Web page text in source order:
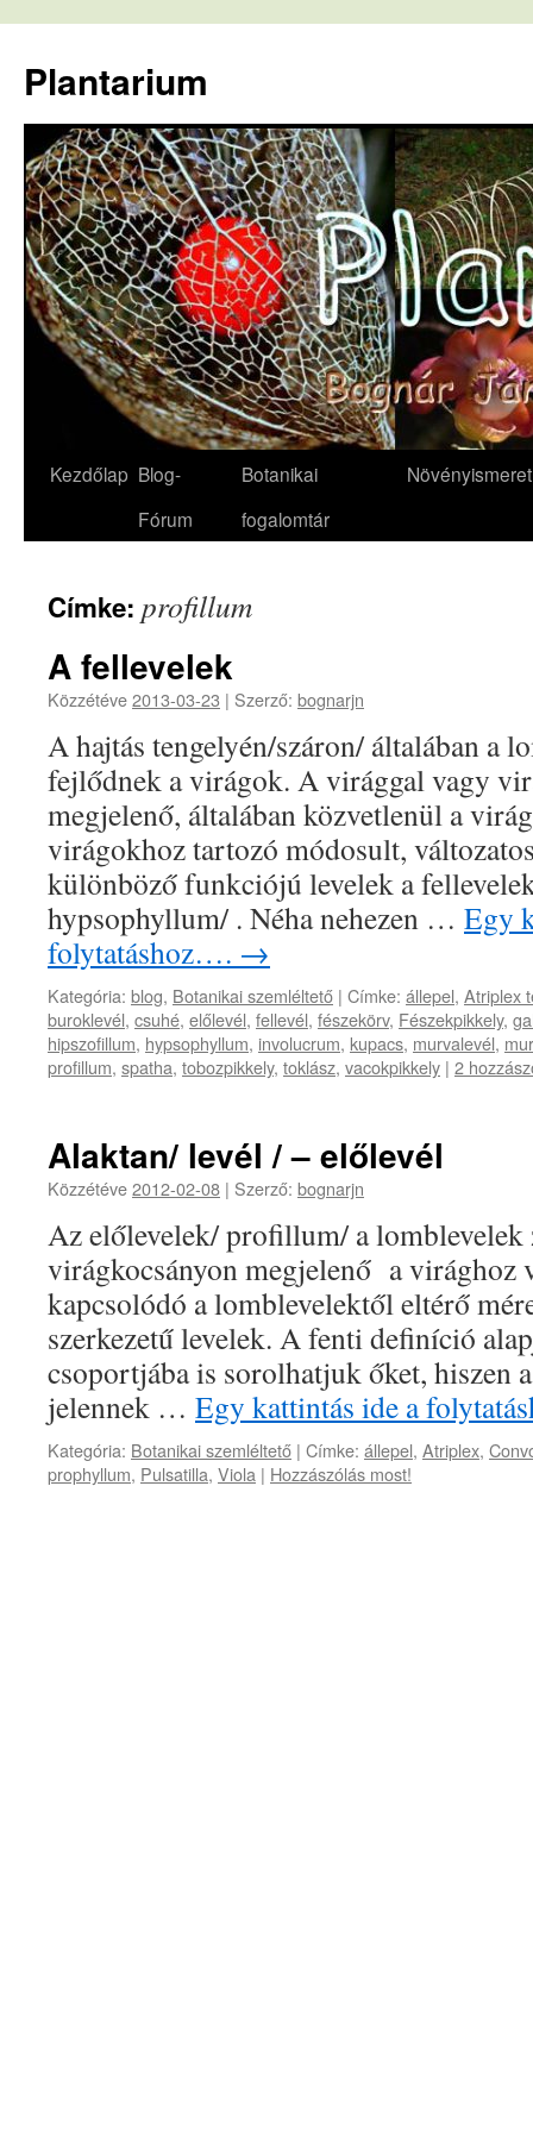
tartalomba
Plantarium
Kezdőlap Blog-
Fórum
Botanikai
fogalomtár
Növényismeret
Címke: profillum
A fellevelek
Közzétéve2013-03-23 | Szerző: bognarjn
A hajtás tengelyén/száron/ általában a
fejlődnek a virágok. A virággal vagy
megjelenő, általában közvetlenül a
virágokhoz tartozó módosult,
különböző funkciójú levelek a
hypsophyllum/ . Néha nehezen … Egy
folytatáshoz…. →
Kategória: blog, Botanikai szemléltető | Címke: állepel, Atriplex
buroklevél, csuhé, előlevél, fellevél, fészekörv, Fészekpikkely,
hipszofillum, hypsophyllum, involucrum, kupacs, murvalevél,
profillum, spatha, tobozpikkely, toklász, vacokpikkely | 2
Alaktan/ levél / – előlevél
Közzétéve2012-02-08 | Szerző: bognarjn
Az előlevelek/ profillum/ a lomblevelek
virágkocsányon megjelenő a virághoz
kapcsolódó a lomblevelektől eltérő
szerkezetű levelek. A fenti definíció
csoportjába is sorolhatjuk őket, hiszen
jelennek … Egy kattintás ide a
Kategória: Botanikai szemléltető | Címke: állepel, Atriplex,
prophyllum, Pulsatilla, Viola | Hozzászólás most!